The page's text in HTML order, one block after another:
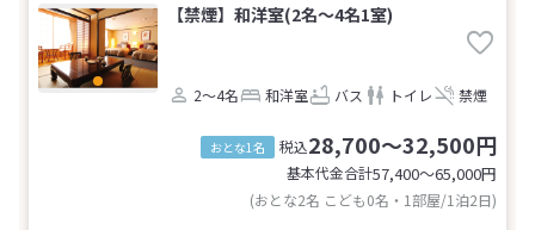
【禁煙】和洋室(2名～4名1室)
2～4名 和洋室 バス トイレ 禁煙
おとな1名 税込28,700～32,500円
基本代金合計57,400〜65,000円
(おとな2名 こども0名・1部屋/1泊2日)